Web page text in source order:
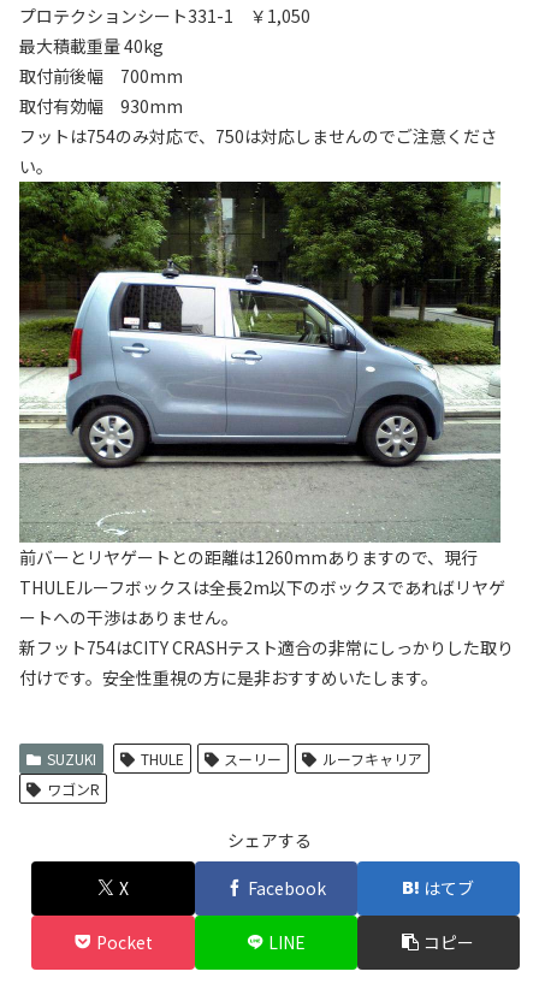
プロテクションシート331-1 ￥1,050
最大積載重量 40kg
取付前後幅 700mm
取付有効幅 930mm
フットは754のみ対応で、750は対応しませんのでご注意くださ
い。
前バーとリヤゲートとの距離は1260mmありますので、現行
THULEルーフボックスは全長2m以下のボックスであればリヤゲ
ートへの干渉はありません。
新フット754はCITY CRASHテスト適合の非常にしっかりした取り
付けです。安全性重視の方に是非おすすめいたします。
SUZUKI THULE スーリー
ルーフキャリア
ワゴンR
シェアする
X
Facebook はてブ
Pocket LINE コピー